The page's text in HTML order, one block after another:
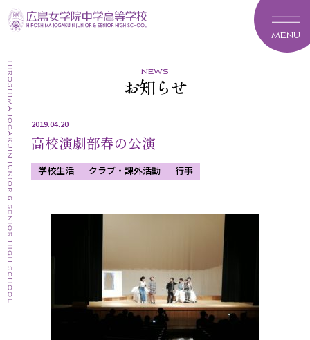
MENU
news
お知らせ
2019.04.20
高校演劇部春の公演
学校生活 クラブ・課外活動 行事